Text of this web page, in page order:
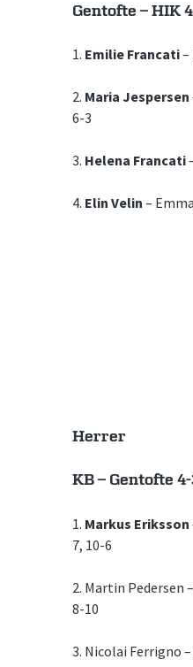
Gentofte – HIK
1. Emilie Francati–
2. Maria Jespersen
6-3
3. Helena Francati
4. Elin Velin –
Herrer
KB – Gentofte
1. Markus Eriksson
7, 10-6
2. Martin Pedersen –
8-10
3. Nicolai Ferrigno –